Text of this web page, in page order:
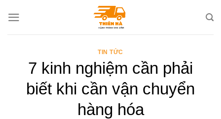
TIN TỨC
7 kinh nghiệm cần phải
biết khi cần vận chuyển
hàng hóa